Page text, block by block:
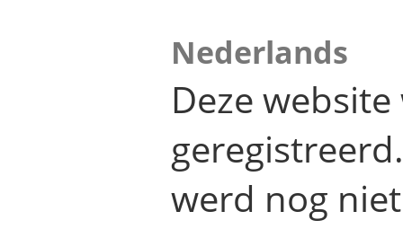
Nederlands
Deze
werd nog